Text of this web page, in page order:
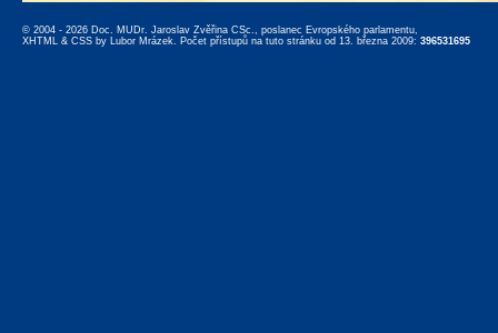
© 2004 - 2026 Doc. MUDr. Jaroslav Zvěřina CSc., poslanec Evropského parlamentu,
XHTML & CSS by Lubor Mrázek. Počet přístupů na tuto stránku od 13. března 2009: 396531695